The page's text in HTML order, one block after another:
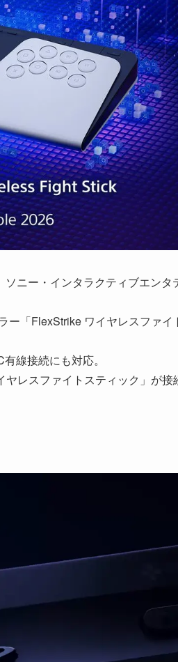
ニー・インタラクティブエンタ
「FlexStrike ワイヤレスファイ
線接続にも対応。
レスファイトスティック」が接